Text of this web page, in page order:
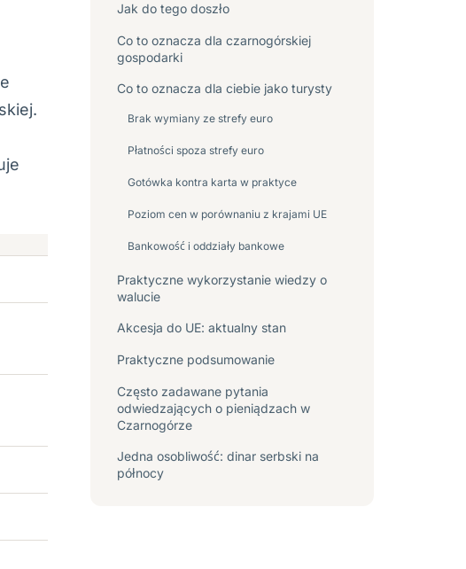
Jak do tego doszło
Co to oznacza dla czarnogórskiej
gospodarki
Co to oznacza dla ciebie jako turysty
Brak wymiany ze strefy euro
Płatności spoza strefy euro
Gotówka kontra karta w praktyce
Poziom cen w porównaniu z krajami UE
Bankowość i oddziały bankowe
Praktyczne wykorzystanie wiedzy o
walucie
Akcesja do UE: aktualny stan
Praktyczne podsumowanie
Często zadawane pytania
odwiedzających o pieniądzach w
Czarnogórze
Jedna osobliwość: dinar serbski na
północy